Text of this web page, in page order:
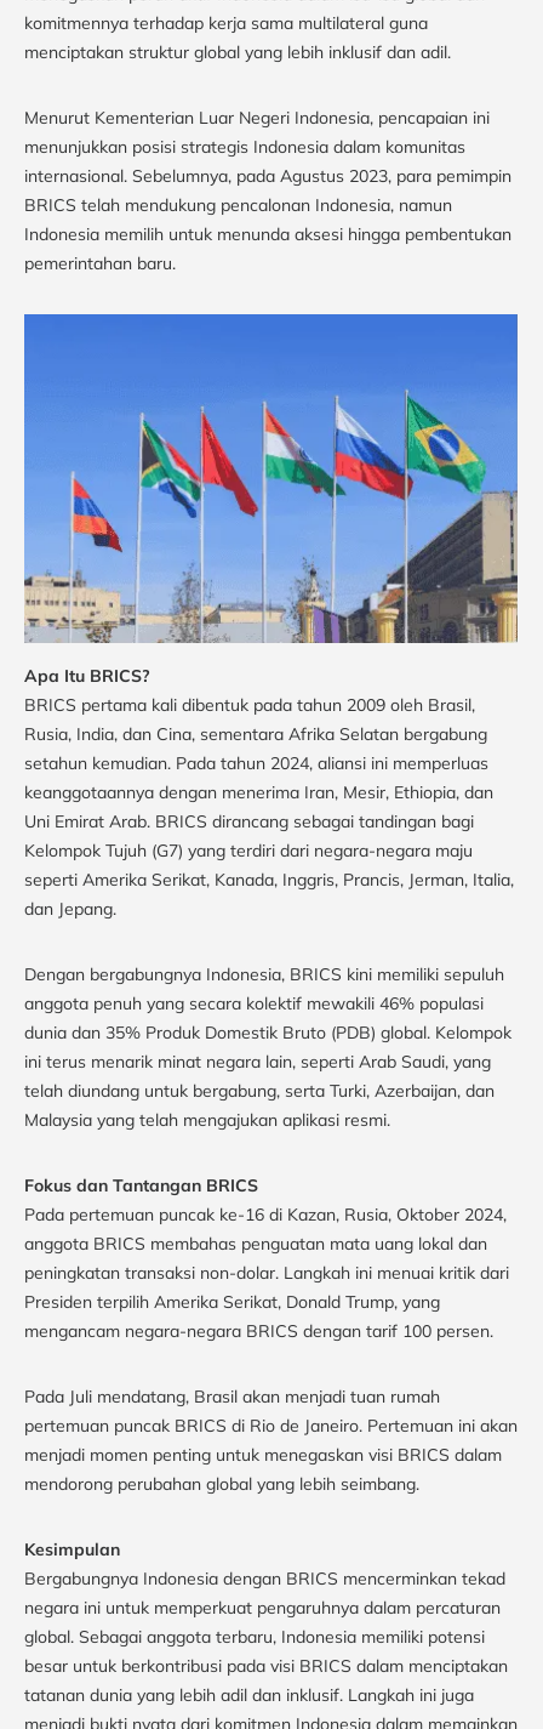
komitmennya terhadap kerja sama multilateral guna
menciptakan struktur global yang lebih inklusif dan adil.
Menurut Kementerian Luar Negeri Indonesia, pencapaian ini
menunjukkan posisi strategis Indonesia dalam komunitas
internasional. Sebelumnya, pada Agustus 2023, para pemimpin
BRICS telah mendukung pencalonan Indonesia, namun
Indonesia memilih untuk menunda aksesi hingga pembentukan
pemerintahan baru.
Apa Itu BRICS?
BRICS pertama kali dibentuk pada tahun 2009 oleh Brasil,
Rusia, India, dan Cina, sementara Afrika Selatan bergabung
setahun kemudian. Pada tahun 2024, aliansi ini memperluas
keanggotaannya dengan menerima Iran, Mesir, Ethiopia, dan
Uni Emirat Arab. BRICS dirancang sebagai tandingan bagi
Kelompok Tujuh (G7) yang terdiri dari negara-negara maju
seperti Amerika Serikat, Kanada, Inggris, Prancis, Jerman, Italia,
dan Jepang.
Dengan bergabungnya Indonesia, BRICS kini memiliki sepuluh
anggota penuh yang secara kolektif mewakili 46% populasi
dunia dan 35% Produk Domestik Bruto (PDB) global. Kelompok
ini terus menarik minat negara lain, seperti Arab Saudi, yang
telah diundang untuk bergabung, serta Turki, Azerbaijan, dan
Malaysia yang telah mengajukan aplikasi resmi.
Fokus dan Tantangan BRICS
Pada pertemuan puncak ke-16 di Kazan, Rusia, Oktober 2024,
anggota BRICS membahas penguatan mata uang lokal dan
peningkatan transaksi non-dolar. Langkah ini menuai kritik dari
Presiden terpilih Amerika Serikat, Donald Trump, yang
mengancam negara-negara BRICS dengan tarif 100 persen.
Pada Juli mendatang, Brasil akan menjadi tuan rumah
pertemuan puncak BRICS di Rio de Janeiro. Pertemuan ini akan
menjadi momen penting untuk menegaskan visi BRICS dalam
mendorong perubahan global yang lebih seimbang.
Kesimpulan
Bergabungnya Indonesia dengan BRICS mencerminkan tekad
negara ini untuk memperkuat pengaruhnya dalam percaturan
global. Sebagai anggota terbaru, Indonesia memiliki potensi
besar untuk berkontribusi pada visi BRICS dalam menciptakan
tatanan dunia yang lebih adil dan inklusif. Langkah ini juga
menjadi bukti nyata dari komitmen Indonesia dalam memainkan